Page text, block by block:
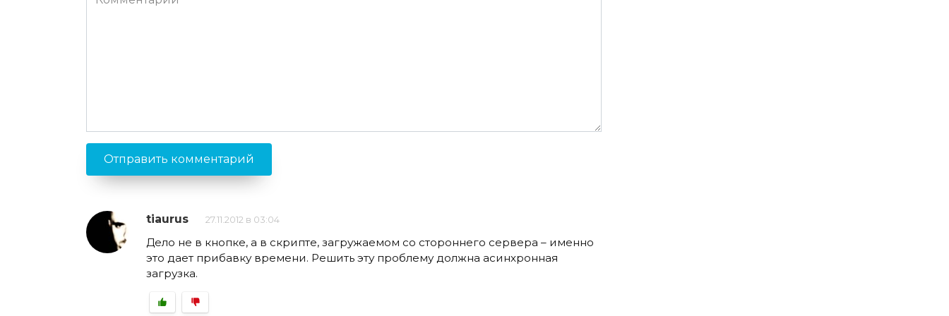
tiaurus 27.11.2012 в 03:04
Дело не в кнопке, а в скрипте, загружаемом со стороннего сервера – именно
это дает прибавку времени. Решить эту проблему должна асинхронная
загрузка.